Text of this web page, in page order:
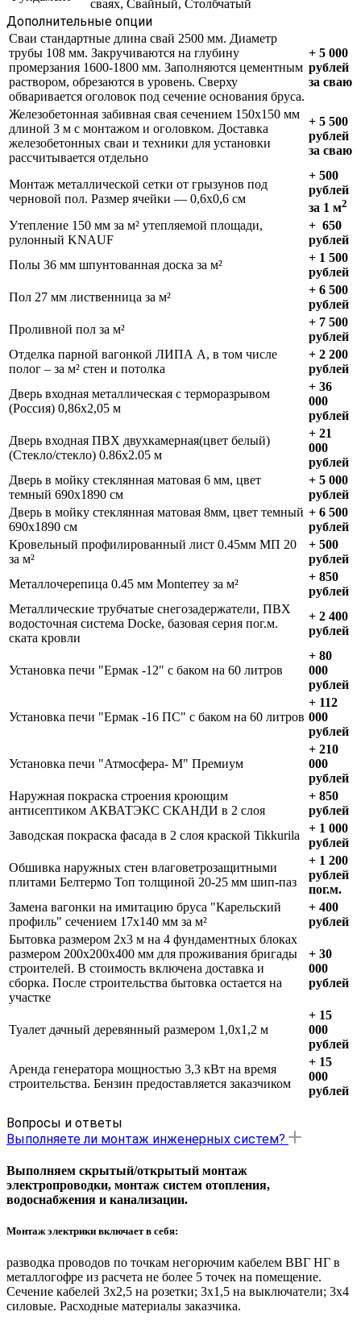
сваях, Свайный, Столбчатый
Дополнительные опции
Сваи стандартные длина свай 2500 мм. Диаметр
трубы 108 мм. Закручиваются на глубину
промерзания 1600-1800 мм. Заполняются цементным
раствором, обрезаются в уровень. Сверху
обваривается оголовок под сечение основания бруса.
+ 5 000
рублей
за сваю
Железобетонная забивная свая сечением 150х150 мм
длиной 3 м с монтажом и оголовком. Доставка
железобетонных сваи и техники для установки
рассчитывается отдельно
+ 5 500
рублей
за сваю
Монтаж металлической сетки от грызунов под
черновой пол. Размер ячейки — 0,6х0,6 см
+ 500
рублей
за 1 м2
Утепление 150 мм за м² утепляемой площади,
рулонный KNAUF
+ 650
рублей
Полы 36 мм шпунтованная доска за м²
+ 1 500
рублей
Пол 27 мм лиственница за м²
+ 6 500
рублей
Проливной пол за м²
+ 7 500
рублей
Отделка парной вагонкой ЛИПА А, в том числе
полог – за м² стен и потолка
+ 2 200
рублей
Дверь входная металлическая с терморазрывом
(Россия) 0,86х2,05 м
+ 36
000
рублей
Дверь входная ПВХ двухкамерная(цвет белый)
(Стекло/стекло) 0.86х2.05 м
+ 21
000
рублей
Дверь в мойку стеклянная матовая 6 мм, цвет
темный 690х1890 см
+ 5 000
рублей
Дверь в мойку стеклянная матовая 8мм, цвет темный
690х1890 см
+ 6 500
рублей
Кровельный профилированный лист 0.45мм МП 20
за м²
+ 500
рублей
Металлочерепица 0.45 мм Monterrey за м²
+ 850
рублей
Металлические трубчатые снегозадержатели, ПВХ
водосточная система Docke, базовая серия пог.м.
ската кровли
+ 2 400
рублей
Установка печи "Ермак -12" с баком на 60 литров
+ 80
000
рублей
Установка печи "Ермак -16 ПС" с баком на 60 литров
+ 112
000
рублей
Установка печи "Атмосфера- М" Премиум
+ 210
000
рублей
Наружная покраска строения кроющим
антисептиком АКВАТЭКС СКАНДИ в 2 слоя
+ 850
рублей
Заводская покраска фасада в 2 слоя краской Tikkurila
+ 1 000
рублей
Обшивка наружных стен влаговетрозащитными
плитами Белтермо Топ толщиной 20-25 мм шип-паз
+ 1 200
рублей
пог.м.
Замена вагонки на имитацию бруса "Карельский
профиль" сечением 17х140 мм за м²
+ 400
рублей
Бытовка размером 2х3 м на 4 фундаментных блоках
размером 200х200х400 мм для проживания бригады
строителей. В стоимость включена доставка и
сборка. После строительства бытовка остается на
участке
+ 30
000
рублей
Туалет дачный деревянный размером 1,0х1,2 м
+ 15
000
рублей
Аренда генератора мощностью 3,3 кВт на время
строительства. Бензин предоставляется заказчиком
+ 15
000
рублей
Вопросы и ответы
Выполняете ли монтаж инженерных систем?
Выполняем скрытый/открытый монтаж
электропроводки, монтаж систем отопления,
водоснабжения и канализации.
Монтаж электрики включает в себя:
разводка проводов по точкам негорючим кабелем ВВГ НГ в
металлогофре из расчета не более 5 точек на помещение.
Сечение кабелей 3х2,5 на розетки; 3х1,5 на выключатели; 3х4
силовые. Расходные материалы заказчика.